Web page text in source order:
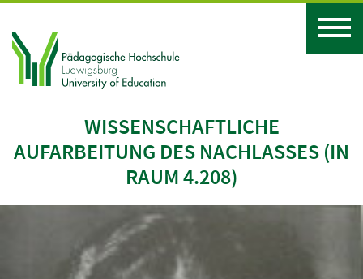
WISSENSCHAFTLICHE
AUFARBEITUNG DES NACHLASSES (IN
RAUM 4.208)